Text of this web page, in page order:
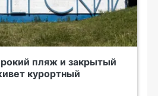
пляж и закрытый
курортный